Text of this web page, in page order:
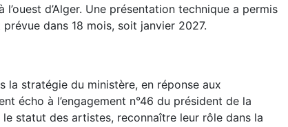
d’Alger. Une présentation technique a permis
dans 18 mois, soit janvier 2027.
la stratégie du ministère, en réponse aux
écho à l’engagement n°46 du président de la
statut des artistes, reconnaître leur rôle dans la